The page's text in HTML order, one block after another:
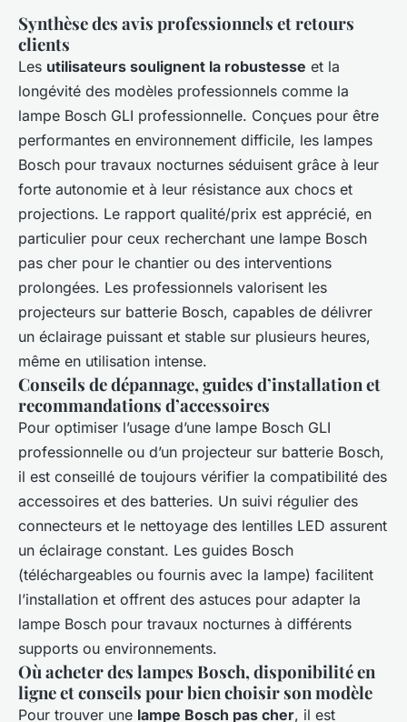
Synthèse des avis professionnels et retours
clients
Les utilisateurs soulignent la robustesse et la
longévité des modèles professionnels comme la
lampe Bosch GLI professionnelle. Conçues pour être
performantes en environnement difficile, les lampes
Bosch pour travaux nocturnes séduisent grâce à leur
forte autonomie et à leur résistance aux chocs et
projections. Le rapport qualité/prix est apprécié, en
particulier pour ceux recherchant une lampe Bosch
pas cher pour le chantier ou des interventions
prolongées. Les professionnels valorisent les
projecteurs sur batterie Bosch, capables de délivrer
un éclairage puissant et stable sur plusieurs heures,
même en utilisation intense.
Conseils de dépannage, guides d’installation et
recommandations d’accessoires
Pour optimiser l’usage d’une lampe Bosch GLI
professionnelle ou d’un projecteur sur batterie Bosch,
il est conseillé de toujours vérifier la compatibilité des
accessoires et des batteries. Un suivi régulier des
connecteurs et le nettoyage des lentilles LED assurent
un éclairage constant. Les guides Bosch
(téléchargeables ou fournis avec la lampe) facilitent
l’installation et offrent des astuces pour adapter la
lampe Bosch pour travaux nocturnes à différents
supports ou environnements.
Où acheter des lampes Bosch, disponibilité en
ligne et conseils pour bien choisir son modèle
Pour trouver une lampe Bosch pas cher, il est